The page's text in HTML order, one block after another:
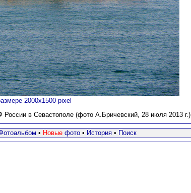
2000х1500 pixel
в Севастополе (фото А.Бричевский, 28 июля 2013 г.)
• Новыефото • История• Поиск